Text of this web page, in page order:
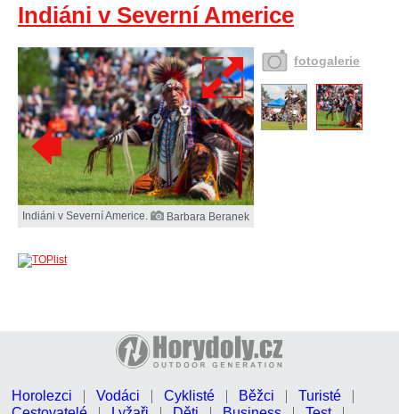
Indiáni v Severní Americe
Indiáni v Severní Americe. Barbara Beranek
fotogalerie
Horolezci Vodáci Cyklisté Běžci
Turisté